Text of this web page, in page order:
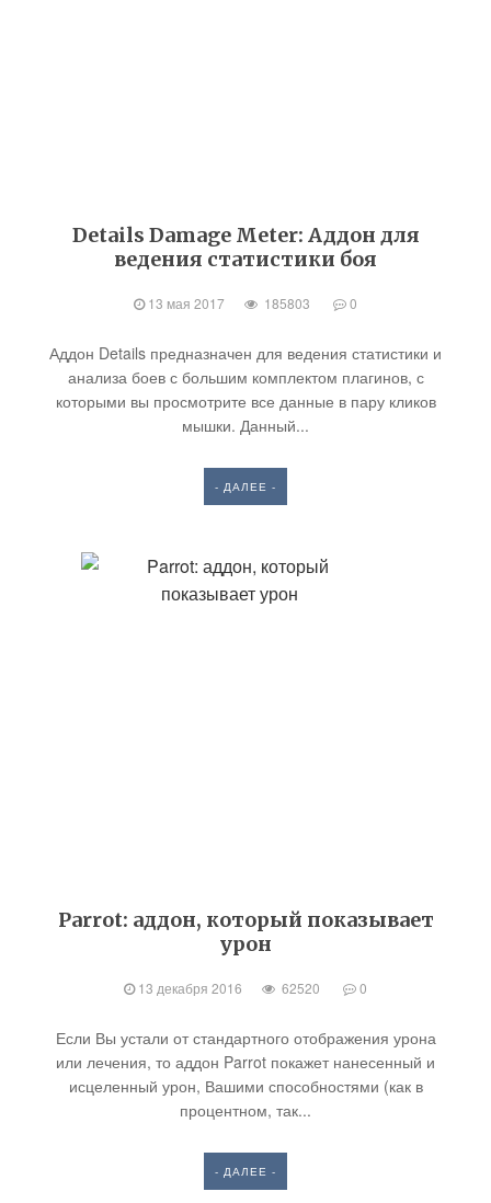
Details Damage Meter: Аддон для
ведения статистики боя
13 мая 2017 185803 0
Аддон Details предназначен для ведения статистики и
анализа боев с большим комплектом плагинов, с
которыми вы просмотрите все данные в пару кликов
мышки. Данный...
- ДАЛЕЕ -
Parrot: аддон, который показывает
урон
13 декабря 2016 62520 0
Если Вы устали от стандартного отображения урона
или лечения, то аддон Parrot покажет нанесенный и
исцеленный урон, Вашими способностями (как в
процентном, так...
- ДАЛЕЕ -